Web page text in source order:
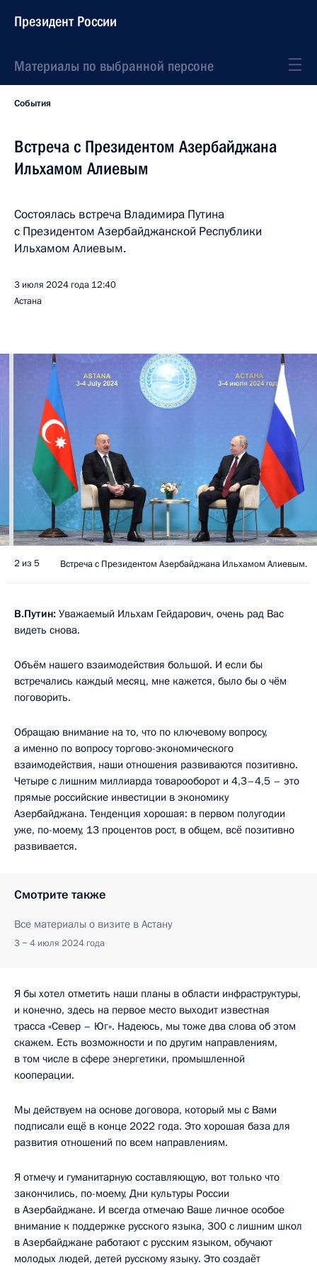
Президент России
Материалы по выбранной персоне
События
Встреча с Президентом Азербайджана
Ильхамом Алиевым
Состоялась встреча Владимира Путина
с Президентом Азербайджанской Республики
Ильхамом Алиевым.
3 июля 2024 года 12:40
Астана
2 из 5 Встреча с Президентом Азербайджана Ильхамом Алиевым.
В.Путин: Уважаемый Ильхам Гейдарович, очень рад Вас
видеть снова.
Объём нашего взаимодействия большой. И если бы
встречались каждый месяц, мне кажется, было бы о чём
поговорить.
Обращаю внимание на то, что по ключевому вопросу,
а именно по вопросу торгово-экономического
взаимодействия, наши отношения развиваются позитивно.
Четыре с лишним миллиарда товарооборот и 4,3–4,5 – это
прямые российские инвестиции в экономику
Азербайджана. Тенденция хорошая: в первом полугодии
уже, по-моему, 13 процентов рост, в общем, всё позитивно
развивается.
Смотрите также
Все материалы о визите в Астану
3 − 4 июля 2024 года
Я бы хотел отметить наши планы в области инфраструктуры,
и конечно, здесь на первое место выходит известная
трасса «Север – Юг». Надеюсь, мы тоже два слова об этом
скажем. Есть возможности и по другим направлениям,
в том числе в сфере энергетики, промышленной
кооперации.
Мы действуем на основе договора, который мы с Вами
подписали ещё в конце 2022 года. Это хорошая база для
развития отношений по всем направлениям.
Я отмечу и гуманитарную составляющую, вот только что
закончились, по-моему, Дни культуры России
в Азербайджане. И всегда отмечаю Ваше личное особое
внимание к поддержке русского языка, 300 с лишним школ
в Азербайджане работают с русским языком, обучают
молодых людей, детей русскому языку. Это создаёт